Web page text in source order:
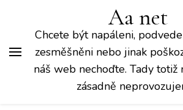
Aa net
Chcete být napáleni,
zesměšněni nebo jinak
náš web nechoďte. Tady totiž
zásadně